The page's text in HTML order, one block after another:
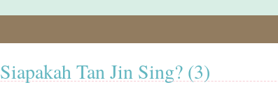
Siapakah Tan Jin Sing? (3)